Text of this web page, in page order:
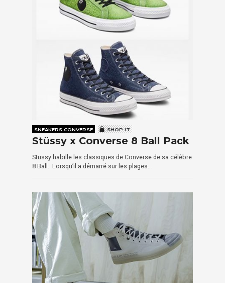
SNEAKERS CONVERSE SHOP IT
Stüssy x Converse 8 Ball Pack
Stüssy habille les classiques de Converse de sa célèbre
8 Ball. Lorsqu’il a démarré sur les plages…